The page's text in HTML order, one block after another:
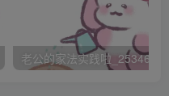
没有
老公的家法实践啦